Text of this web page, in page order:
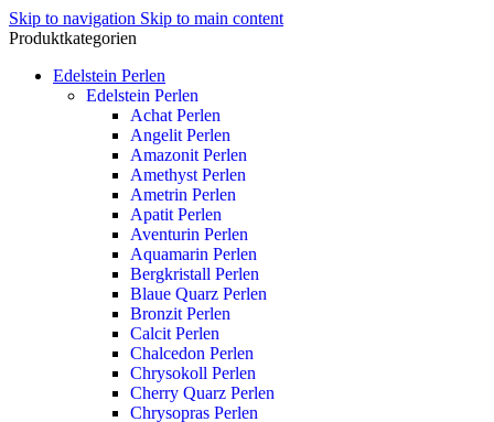
Skip to navigation Skip to main content
Produktkategorien
Edelstein Perlen
Edelstein Perlen
Achat Perlen
Angelit Perlen
Amazonit Perlen
Amethyst Perlen
Ametrin Perlen
Apatit Perlen
Aventurin Perlen
Aquamarin Perlen
Bergkristall Perlen
Blaue Quarz Perlen
Bronzit Perlen
Calcit Perlen
Chalcedon Perlen
Chrysokoll Perlen
Cherry Quarz Perlen
Chrysopras Perlen